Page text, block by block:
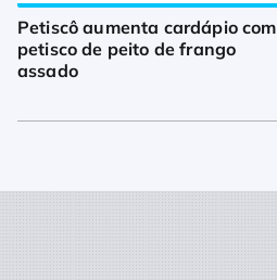
Petiscô aumenta cardápio com
petisco de peito de frango
assado